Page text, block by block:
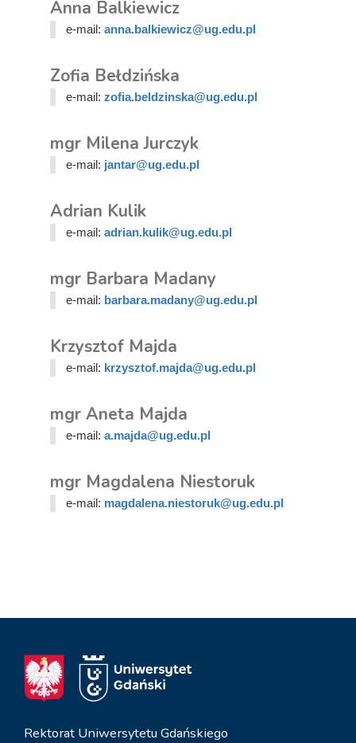
Anna Balkiewicz
e-mail: anna.balkiewicz@ug.edu.pl
Zofia Bełdzińska
e-mail: zofia.beldzinska@ug.edu.pl
mgr Milena Jurczyk
e-mail: jantar@ug.edu.pl
Adrian Kulik
e-mail: adrian.kulik@ug.edu.pl
mgr Barbara Madany
e-mail: barbara.madany@ug.edu.pl
Krzysztof Majda
e-mail: krzysztof.majda@ug.edu.pl
mgr Aneta Majda
e-mail: a.majda@ug.edu.pl
mgr Magdalena Niestoruk
e-mail: magdalena.niestoruk@ug.edu.pl
Rektorat Uniwersytetu Gdańskiego